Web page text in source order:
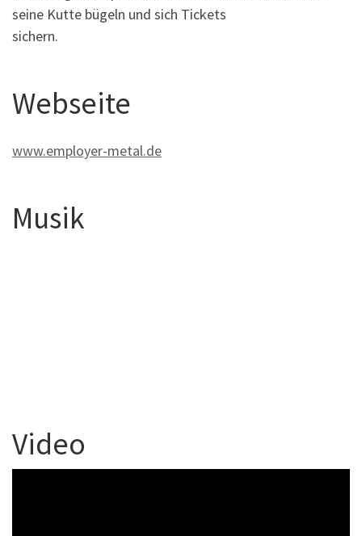
seine Kutte bügeln und sich Tickets
sichern.
Webseite
www.employer-metal.de
Musik
Video